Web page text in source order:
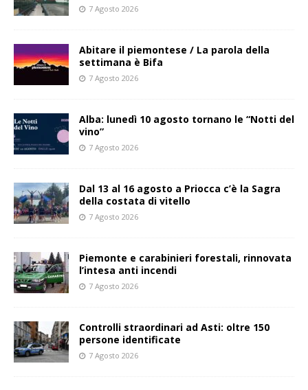
7 Agosto 2026
Abitare il piemontese / La parola della
settimana è Bifa
7 Agosto 2026
Alba: lunedì 10 agosto tornano le “Notti del
vino”
7 Agosto 2026
Dal 13 al 16 agosto a Priocca c’è la Sagra
della costata di vitello
7 Agosto 2026
Piemonte e carabinieri forestali, rinnovata
l’intesa anti incendi
7 Agosto 2026
Controlli straordinari ad Asti: oltre 150
persone identificate
7 Agosto 2026